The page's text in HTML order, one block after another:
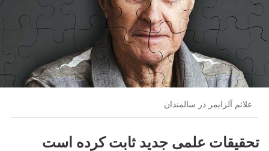
علائم آلزایمر در سالمندان
تحقیقات علمی جدید ثابت کرده است